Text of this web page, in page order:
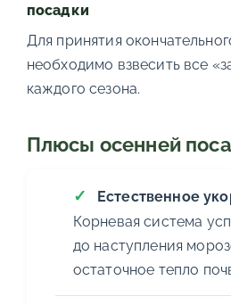
посадки
Для принятия
необходимо взвесить все
каждого сезона.
Плюсы осенней
Естественное
Корневая система
до наступления
остаточное тепло